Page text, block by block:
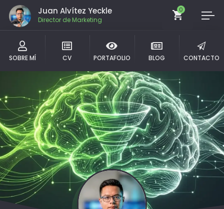
Juan Alvítez Yeckle
Director de Marketing
0
SOBRE MÍ CV PORTAFOLIO BLOG CONTACTO